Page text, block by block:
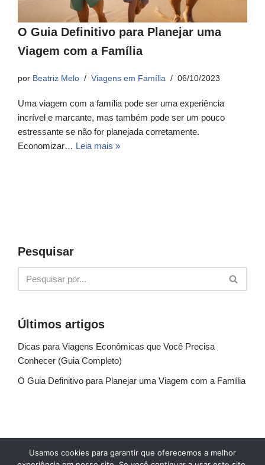
O Guia Definitivo para Planejar uma
Viagem com a Família
por Beatriz Melo Viagens em Família 06/10/2023
Uma viagem com a família pode ser uma experiência
incrível e marcante, mas também pode ser um pouco
estressante se não for planejada corretamente.
Economizar… Leia mais »
Pesquisar
Últimos artigos
Dicas para Viagens Econômicas que Você Precisa
Conhecer (Guia Completo)
O Guia Definitivo para Planejar uma Viagem com a Família
Sobre Nós Fale conosco
Política de Privacidade
Termos de uso
Glossário Blog
Usamos cookies para garantir que oferecemos a melhor